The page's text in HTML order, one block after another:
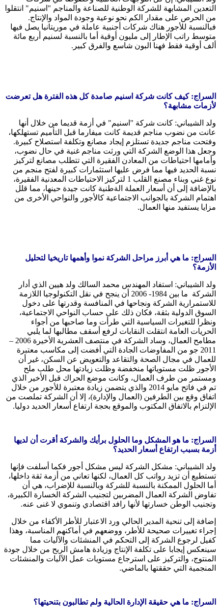
التعدين المشابهة للشركة الوطنية للصناعة والمناجم "اسنيم" انتقلوا
من الحرص على مقدار الكم نحو نوعية وجودة المواد والإنتاج.
فبالنسبة للأجور هناك شركات أجنبية عاملة في موريتانيا يصل فيها
متوسط راتب الإطار إلى مليون أوقية أما بالنسبة لسنيم أربع مائة
ألف أوقية فقط فهنا البون شاسع والفرق كبير.
السراج: كيف كانت شركة اسنيم صامدة كل هذه الفترة هل تعرضت
لأزمات مشابهة؟
ولد الشيباني: كانت شركة "اسنيم" في أزمة قديما من خلال أنها
عانت من نضوب مناجم قديمة كانت ميفارما قبل التأميم تستهلكها،
وفتحت مناجم جديدة تستلزم إيجاد مصانع وتكلفة استصلاح كبيرة.
وجعل هذا الوضع الشركة التي ورثت مناجم غنية في حال نضوب،
وأمامها احتياطات من المعادن الفقيرة التي تتطلب مصانع لتركيز
نسبة الحديد فيها مما فرض عليها استثمارات كبيرة لفتح منجم من
نوع غني وبناء مصنع القلب 1 لتركيز الاحتياطات المعدنية الفقيرة،
بالإضافة إلى أن أسعار العملة الةطنية كانت جيدة حينها، مما قلل
اهتمام الشركة بالجوانب الاجتماعية كالأجور والنواحي الأخرى من
مزايا يستفيد منها العمال.
السراج: ما هي أبرز مراحل الشركة نموا وأهمها تاريخيا لتحليل
الأزمة؟
ولد الشيباني: استفاد المهندس محمد السالك ولد هيين الذي أدار
الشركة ما بين 1984- 2006 أن ينجح في نقل التكنولوجيا اللازمة
للاستمرارية الشركة ونجاحها في المنافسة وقدرتها على دخول
السوق الدولية بثقة، فكان ذلك على حساب النواحي الاجتماعية،
ونظرا للتغيرات السياسية التي طرأت وما صاحبها من أجواء
الحريات العامة انتقلت النقابات لرفع أسقف مطالبها لما يلبي
مطامح العمال، وساد الشركة في منتصف العشرية الأخيرة 2006 –
2011 جو من المفاوضات الجادة التي أفضت إلى مكاسب معتبرة
للعمال في مجال الصحة والتقاعد والتعويض عن السكن، غير أن
الأجور ظلت مستوياتها منخفضة وظلت زيادتها محل طلب ملح
ومستمر من طرف العمال، وكانت موضع الحراك قبل الأخير الذي
تم في فاتح مايو 2014 والذي يتضمن زيادة معتبرة للأجور من خلال
اتفاق وقع بين الطرفين (العمال والإدارة)، إلا أن الشركة تملصت من
الإلتزام بالاتفاق المكتوب والموقع بحجة ارتفاع أسعار الحديد دوليا.
السراج: ما هو المشكل وما الحلول برأيك والشركة أقرت أن لديها
أزمة بسبب ارتفاع أسعار الحديد؟
ولد الشيباني: مشكل الشركة ليس مشكل أجور فكما أسلفت فإنها
تستطيع أن تزيد رواتب كل العمال، لكنها تعاني من أزمة ثقة داخلها،
أما الحلول الممكنة بالنسبة للشركة وبالنسبة للإضراب، هي أن
تفاوض الشركة العمال المضربين لتجنيب الشركة الخسارة الكبيرة،
وتجنيب الوطن خسارتها لأنها رافد اقتصادي وتنموي لا غنى عنه.
إضافة إلى تنحية المدير الحالي ورد الاعتبار للأطر الأكفاء من خلال
إجراء تغييرات صحيحة للأطر، ووضعهم في أماكنهم المناسبة، وهذا
كفيل لرجوع الشركة إلى التحكم في المنشئات والآليات مما
سينعكس إيجابا على تكلفة الإنتاج وزيادة هامش الربح من خلال جودة
المنتوج، والتركيز على استرجاع مستويات عمل الآليات والمنشئات
المنجمية التي حققتها بالماضي.
السراج: ما هي حقيقة الإدارة الحالية ولم تطالبون بتنحيتها؟